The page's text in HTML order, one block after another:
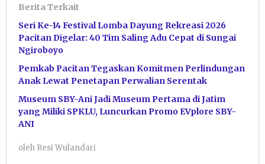
Berita Terkait
Seri Ke-14 Festival Lomba Dayung Rekreasi 2026
Pacitan Digelar: 40 Tim Saling Adu Cepat di Sungai
Ngiroboyo
Pemkab Pacitan Tegaskan Komitmen Perlindungan
Anak Lewat Penetapan Perwalian Serentak
Museum SBY-Ani Jadi Museum Pertama di Jatim
yang Miliki SPKLU, Luncurkan Promo EVplore SBY-
ANI
oleh Resi Wulandari